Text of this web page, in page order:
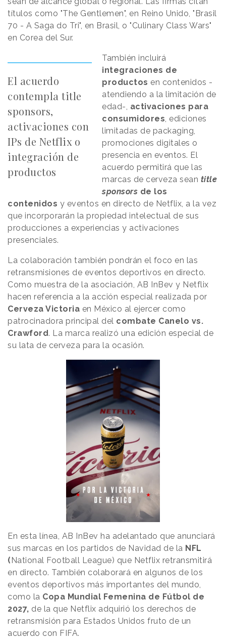
títulos como "The Gentlemen", en Reino Unido, "Brasil
70 - A Saga do Tri", en Brasil, o "Culinary Class Wars"
en Corea del Sur.
El acuerdo
contempla title
sponsors,
activaciones con
IPs de Netflix o
integración de
productos
También incluirá
integraciones de
productos en contenidos -
atendiendo a la limitación de
edad-, activaciones para
consumidores , ediciones
limitadas de packaging,
promociones digitales o
presencia en eventos. El
acuerdo permitirá que las
marcas de cerveza sean title
sponsors de los
contenidos y eventos en directo de Netflix, a la vez
que incorporarán la propiedad intelectual de sus
producciones a experiencias y activaciones
presenciales.
La colaboración también pondrán el foco en las
retransmisiones de eventos deportivos en directo.
Como muestra de la asociación, AB InBev y Netflix
hacen referencia a la acción especial realizada por
Cerveza Victoria en México al ejercer como
patrocinadora principal del combate Canelo vs.
Crawford. La marca realizó una edición especial de
su lata de cerveza para la ocasión.
En esta línea, AB InBev ha adelantado que anunciará
sus marcas en los partidos de Navidad de la NFL
( National Football League) que Netflix retransmitirá
en directo. También colaborará en algunos de los
eventos deportivos más importantes del mundo,
como la Copa Mundial Femenina de Fútbol de
2027, de la que Netflix adquirió los derechos de
retransmisión para Estados Unidos fruto de un
acuerdo con FIFA.